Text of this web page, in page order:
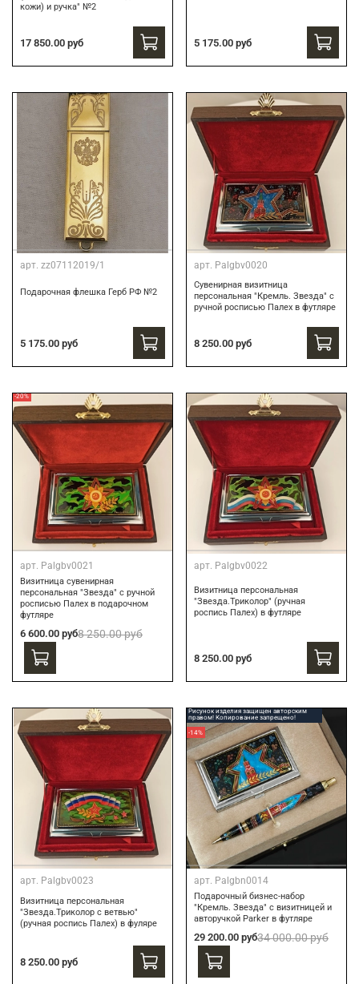
кожи) и ручка" №2
17 850.00 руб 5 175.00 руб
арт. zz07112019/1
Подарочная флешка Герб РФ №2
5 175.00 руб
арт. Palgbv0020
Сувенирная визитница
персональная "Кремль. Звезда" с
ручной росписью Палех в футляре
8 250.00 руб
-20%
арт. Palgbv0021
Визитница сувенирная
персональная "Звезда" с ручной
росписью Палех в подарочном
футляре
6 600.00 руб8 250.00 руб
арт. Palgbv0022
Визитница персональная
"Звезда.Триколор" (ручная
роспись Палех) в футляре
8 250.00 руб
арт. Palgbv0023
Визитница персональная
"Звезда.Триколор с ветвью"
(ручная роспись Палех) в фуляре
8 250.00 руб
Рисунок изделия защищен авторским
правом! Копирование запрещено!
-14%
арт. Palgbn0014
Подарочный бизнес-набор
"Кремль. Звезда" с визитницей и
авторучкой Parker в футляре
29 200.00 руб34 000.00 руб